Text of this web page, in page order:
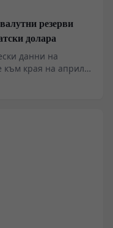
резерви
долара
данни на
към края на април
резерви е